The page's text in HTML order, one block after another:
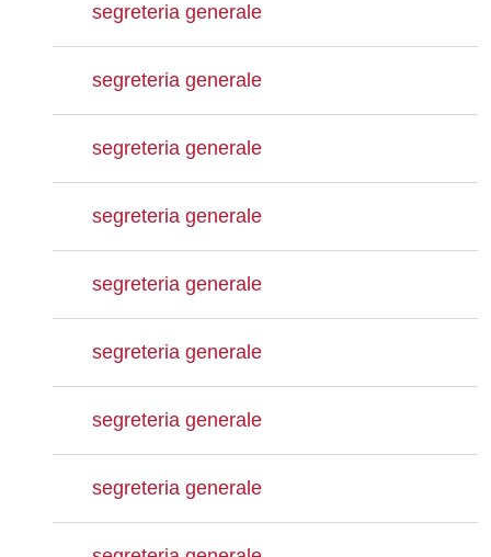
segreteria generale
segreteria generale
segreteria generale
segreteria generale
segreteria generale
segreteria generale
segreteria generale
segreteria generale